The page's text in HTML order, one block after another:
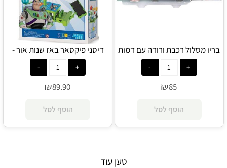
בריו מסלול רכבת ורודה עם דמות
דיסני - מיני מאוס 32288 - Brio
₪85
הוסף לסל
דיסני פיקסאר באז שנות אור -
מערכת שמש היברידית - 4M
₪89.90
הוסף לסל
טען עוד